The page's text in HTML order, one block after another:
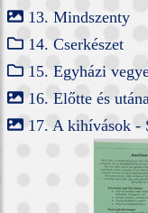
13. Mindszenty
14. Cserkészet
15. Egyházi
16. Előtte és
17. A kihívások -